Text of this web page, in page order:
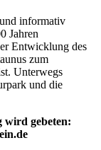
informativ
Jahren
Entwicklung des
zum
Unterwegs
und die
wird gebeten: